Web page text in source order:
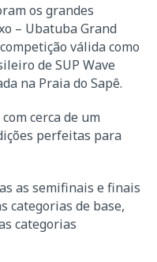
os grandes
– Ubatuba Grand
válida como
de SUP Wave
na Praia do Sapê.
cerca de um
perfeitas para
as semifinais e finais
categorias de base,
categorias